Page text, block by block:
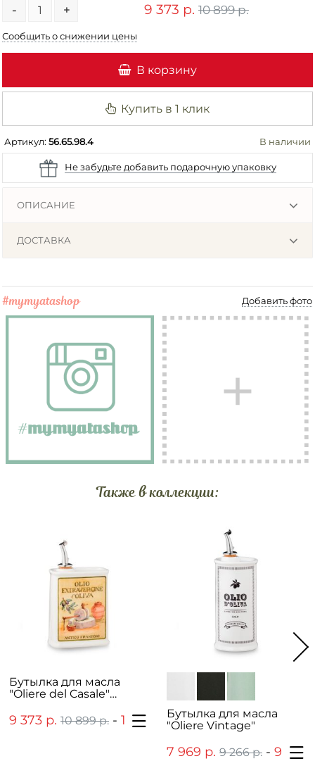
- + 9 373 р. 10 899 р.
Сообщить о снижении цены
В корзину
Купить в 1 клик
Артикул:56.65.98.4 В наличии
Не забудьте добавить подарочную упаковку
ОПИСАНИЕ
ДОСТАВКА
#mymyatashop Добавить фото
Также в коллекции:
Бутылка для масла
"Oliere del Casale"
9 373 р. 10 899 р. - 11 245 р. 13 076 р.
Бутылка для масла
"Oliere Vintage"
7 969 р. 9 266 р. - 9 558 р.